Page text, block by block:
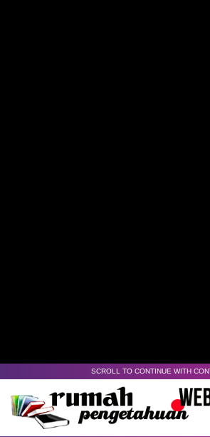
SCROLL TO CONTINUE WITH